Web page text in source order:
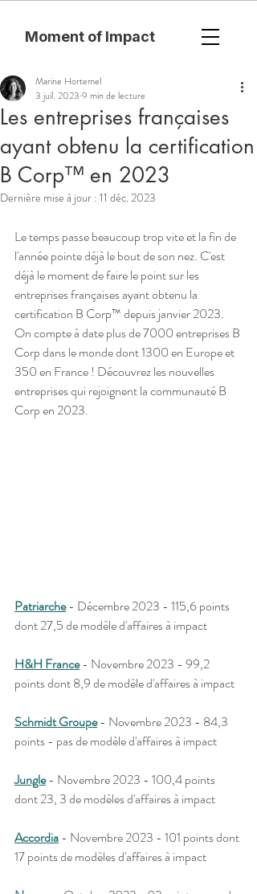
Moment of Impact
Les entreprises françaises
ayant obtenu la certification
B Corp™ en 2023
Marine Hortemel
3 juil. 2023 9 min de lecture
Dernière mise à jour : 11 déc. 2023
Le temps passe beaucoup trop vite et la fin de
l'année pointe déjà le bout de son nez. C'est
déjà le moment de faire le point sur les
entreprises françaises ayant obtenu la
certification B Corp™ depuis janvier 2023.
On compte à date plus de 7000 entreprises B
Corp dans le monde dont 1300 en Europe et
350 en France ! Découvrez les nouvelles
entreprises qui rejoignent la communauté B
Corp en 2023.
Patriarche - Décembre 2023 - 115,6 points
dont 27,5 de modèle d'affaires à impact
H&H France - Novembre 2023 - 99,2
points dont 8,9 de modèle d'affaires à impact
Schmidt Groupe - Novembre 2023 - 84,3
points - pas de modèle d'affaires à impact
Jungle - Novembre 2023 - 100,4 points
dont 23, 3 de modèles d'affaires à impact
Accordia - Novembre 2023 - 101 points dont
17 points de modèles d'affaires à impact